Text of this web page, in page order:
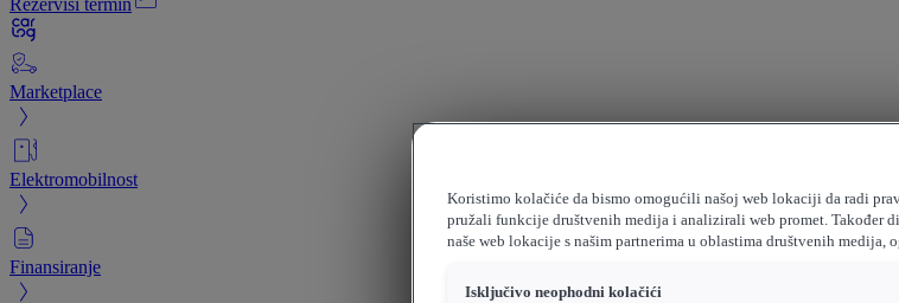
Rezerviši termin
Marketplace
Elektromobilnost
Finansiranje
Koristimo kolačiće da bismo omogućili našoj web lokaciji da radi
pružali funkcije društvenih medija i analizirali web promet. Također
naše web lokacije s našim partnerima u oblastima društvenih
Isključivo neophodni kolačići